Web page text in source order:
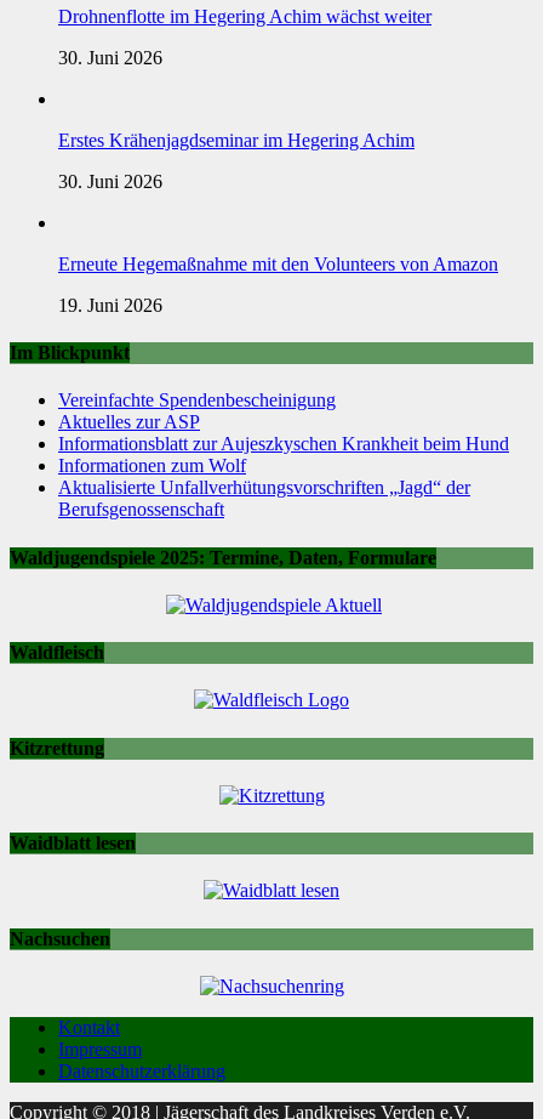
Drohnenflotte im Hegering Achim wächst weiter
30. Juni 2026
Erstes Krähenjagdseminar im Hegering Achim
30. Juni 2026
Erneute Hegemaßnahme mit den Volunteers von Amazon
19. Juni 2026
Im Blickpunkt
Vereinfachte Spendenbescheinigung
Aktuelles zur ASP
Informationsblatt zur Aujeszkyschen Krankheit beim Hund
Informationen zum Wolf
Aktualisierte Unfallverhütungsvorschriften „Jagd“ der
Berufsgenossenschaft
Waldjugendspiele 2025: Termine, Daten, Formulare
Waldfleisch
Kitzrettung
Waidblatt lesen
Nachsuchen
Kontakt
Impressum
Datenschutzerklärung
Copyright © 2018 | Jägerschaft des Landkreises Verden e.V.